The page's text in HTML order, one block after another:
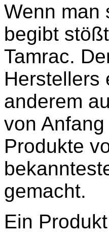
Wenn man
begibt
Tamrac.
Herstellers
anderem
von
Produkte
gemacht.
Ein